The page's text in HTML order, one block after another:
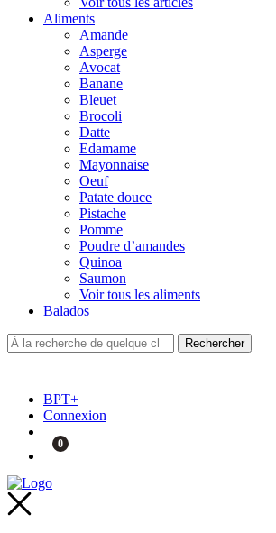
Aliments
Amande
Asperge
Avocat
Banane
Bleuet
Brocoli
Datte
Edamame
Mayonnaise
Oeuf
Patate douce
Pistache
Pomme
Poudre d’amandes
Quinoa
Saumon
Voir tous les aliments
Balados
BPT+
Connexion
0